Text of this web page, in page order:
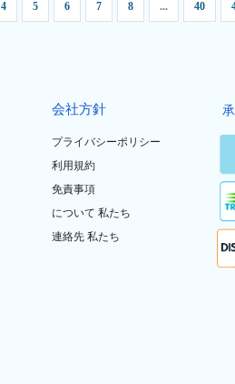
4 5 6 7 8 ... 40
会社方針
プライバシーポリシー
利用規約
免責事項
について 私たち
連絡先 私たち